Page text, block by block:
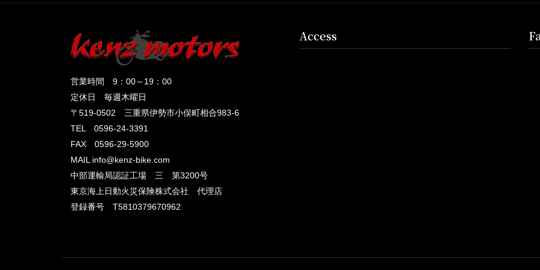
営業時間 9：00～19：00
定休日 毎週木曜日
〒519-0502 三重県伊勢市小俣町相合983-6
TEL 0596-24-3391
FAX 0596-29-5900
MAIL info@kenz-bike.com
中部運輸局認証工場 三 第3200号
東京海上日動火災保険株式会社 代理店
登録番号 T5810379670962
Access